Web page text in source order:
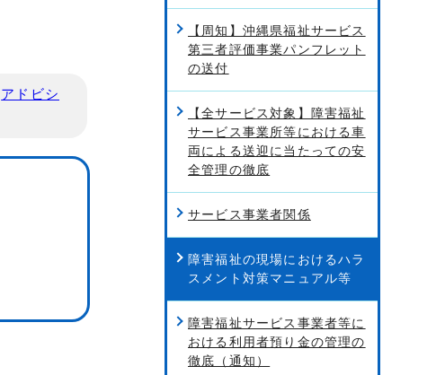
アドビシ
【周知】沖縄県福祉サービス
第三者評価事業パンフレット
の送付
【全サービス対象】障害福祉
サービス事業所等における車
両による送迎に当たっての安
全管理の徹底
サービス事業者関係
障害福祉の現場におけるハラ
スメント対策マニュアル等
障害福祉サービス事業者等に
おける利用者預り金の管理の
徹底（通知）